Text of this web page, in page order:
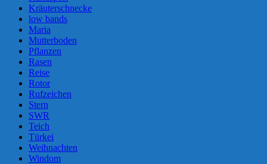
Kräuterschnecke
low bands
Maria
Mutterboden
Pflanzen
Rasen
Reise
Rotor
Rufzeichen
Stern
SWR
Teich
Türkei
Weihnachten
Windom